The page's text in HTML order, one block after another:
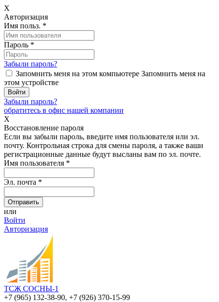
X
Авторизация
Имя польз. *
Пароль *
Забыли пароль?
Запомнить меня на этом компьютере Запомнить меня на
этом устройстве
Забыли пароль?
обратитесь в офис нашей компании
X
Восстановление пароля
Если вы забыли пароль, введите имя пользователя или эл.
почту. Контрольная строка для смены пароля, а также ваши
регистрационные данные будут высланы вам по эл. почте.
Имя пользователя *
Эл. почта *
или
Войти
Авторизация
ТСЖ СОСНЫ-1
+7 (965) 132-38-90, +7 (926) 370-15-99